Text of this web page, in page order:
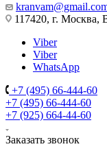
117420, г. Москва,
Viber
Viber
WhatsApp
+7 (495) 66-444-60
+7 (495) 66-444-60
+7 (925) 664-44-60
Заказать звонок